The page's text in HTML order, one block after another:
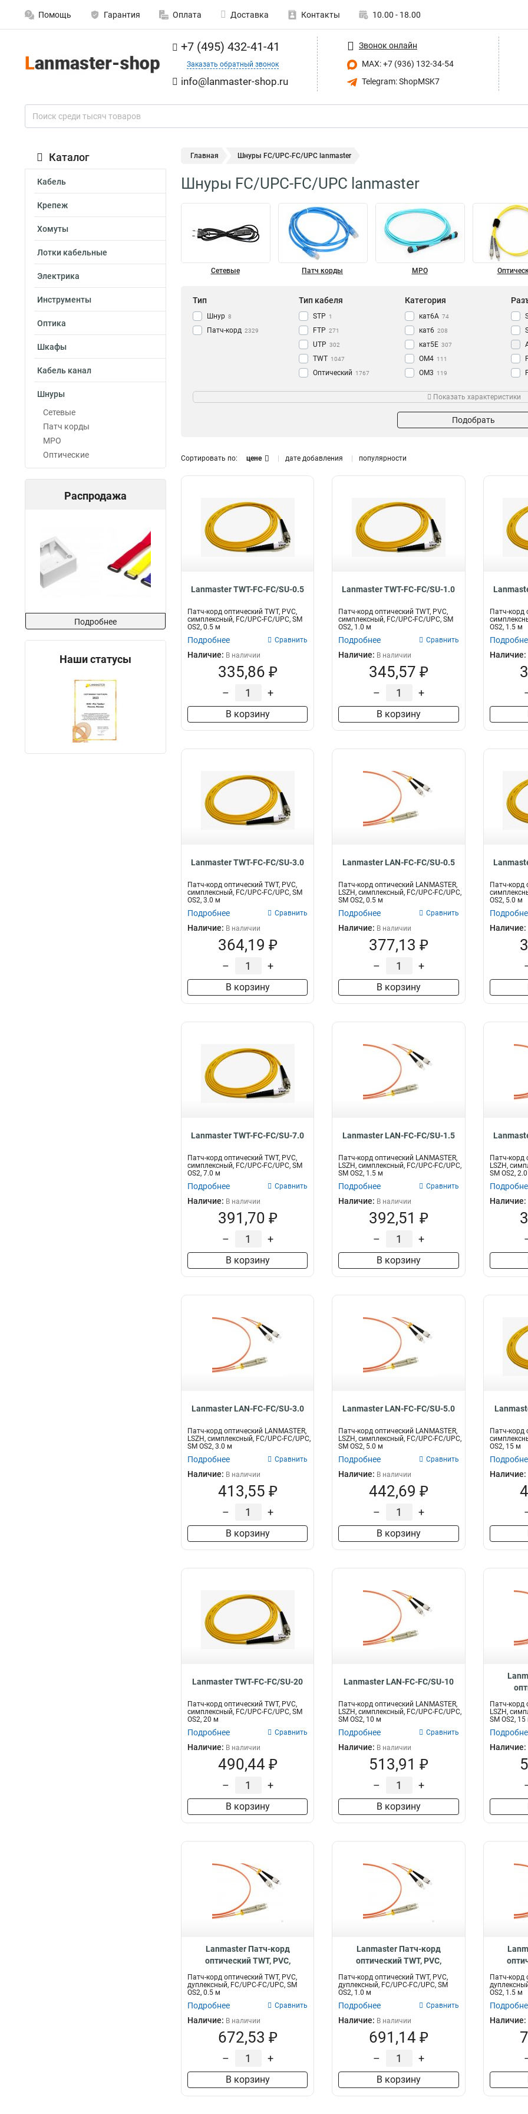
Помощь Гарантия Оплата Доставка Контакты 10.00 - 18.00
+7 (495) 432-41-41
Заказать обратный звонок
info@lanmaster-shop.ru
Звонок онлайн
MAX: +7 (936) 132-34-54
Telegram: ShopMSK7
Каталог
Кабель
Крепеж
Хомуты
Лотки кабельные
Электрика
Инструменты
Оптика
Шкафы
Кабель канал
Шнуры
Сетевые
Патч корды
MPO
Оптические
Распродажа
Подробнее
Наши статусы
Главная Шнуры FC/UPC-FC/UPC lanmaster
Шнуры FC/UPC-FC/UPC lanmaster
Сетевые Патч корды MPO
Тип
Шнур 8
Патч-корд 2329
Тип кабеля
STP 1
FTP 271
UTP 302
TWT 1047
Оптический 1767
Категория
кат6A 74
кат6 208
кат5Е 307
OM4 111
OM3 119
Розовый 12
Синий 56
Белый 59
Желтый 71
Черный
Серый
IP68 8 Симплексный 565
Дуплексный 1194
5
3
Показать характеристики
Подобрать
Сортировать по: цене дате добавления популярности
Lanmaster TWT-FC-FC/SU-0.5
Патч-корд оптический TWT, PVC,
симплексный, FC/UPC-FC/UPC, SM
OS2, 0.5 м
Подробнее Сравнить
Наличие: В наличии
335,86 ₽
– +
В корзину
Lanmaster TWT-FC-FC/SU-1.0
Патч-корд оптический TWT, PVC,
симплексный, FC/UPC-FC/UPC, SM
OS2, 1.0 м
Подробнее Сравнить
Наличие: В наличии
345,57 ₽
– +
В корзину
Патч-корд
OS2, 1.5 м
Наличие:
Lanmaster TWT-FC-FC/SU-3.0
Патч-корд оптический TWT, PVC,
симплексный, FC/UPC-FC/UPC, SM
OS2, 3.0 м
Подробнее Сравнить
Наличие: В наличии
364,19 ₽
– +
В корзину
Lanmaster LAN-FC-FC/SU-0.5
Патч-корд оптический LANMASTER,
LSZH, симплексный, FC/UPC-FC/UPC,
SM OS2, 0.5 м
Подробнее Сравнить
Наличие: В наличии
377,13 ₽
– +
В корзину
Патч-корд
OS2, 5.0 м
Наличие:
Lanmaster TWT-FC-FC/SU-7.0
Патч-корд оптический TWT, PVC,
симплексный, FC/UPC-FC/UPC, SM
OS2, 7.0 м
Подробнее Сравнить
Наличие: В наличии
391,70 ₽
– +
В корзину
Lanmaster LAN-FC-FC/SU-1.5
Патч-корд оптический LANMASTER,
LSZH, симплексный, FC/UPC-FC/UPC,
SM OS2, 1.5 м
Подробнее Сравнить
Наличие: В наличии
392,51 ₽
– +
В корзину
Патч-корд
LSZH,
SM OS2,
Наличие:
Lanmaster LAN-FC-FC/SU-3.0
Патч-корд оптический LANMASTER,
LSZH, симплексный, FC/UPC-FC/UPC,
SM OS2, 3.0 м
Подробнее Сравнить
Наличие: В наличии
413,55 ₽
– +
В корзину
Lanmaster LAN-FC-FC/SU-5.0
Патч-корд оптический LANMASTER,
LSZH, симплексный, FC/UPC-FC/UPC,
SM OS2, 5.0 м
Подробнее Сравнить
Наличие: В наличии
442,69 ₽
– +
В корзину
Патч-корд
OS2, 15 м
Наличие:
Lanmaster TWT-FC-FC/SU-20
Патч-корд оптический TWT, PVC,
симплексный, FC/UPC-FC/UPC, SM
OS2, 20 м
Подробнее Сравнить
Наличие: В наличии
490,44 ₽
– +
В корзину
Lanmaster LAN-FC-FC/SU-10
Патч-корд оптический LANMASTER,
LSZH, симплексный, FC/UPC-FC/UPC,
SM OS2, 10 м
Подробнее Сравнить
Наличие: В наличии
513,91 ₽
– +
В корзину
FC/
Патч-корд
LSZH,
SM OS2, 15
Наличие:
Lanmaster Патч-корд
оптический TWT, PVC,
дуплексный, FC/UPC-FC/UPC,
SM OS2 TWT-2FC-2FC/SU-0.5
Патч-корд оптический TWT, PVC,
дуплексный, FC/UPC-FC/UPC, SM
OS2, 0.5 м
Подробнее Сравнить
Наличие: В наличии
672,53 ₽
– +
В корзину
Lanmaster Патч-корд
оптический TWT, PVC,
дуплексный, FC/UPC-FC/UPC,
SM OS2 TWT-2FC-2FC/SU-1.0
Патч-корд оптический TWT, PVC,
дуплексный, FC/UPC-FC/UPC, SM
OS2, 1.0 м
Подробнее Сравнить
Наличие: В наличии
691,14 ₽
– +
В корзину
SM OS2
Патч-корд
OS2, 1.5 м
Наличие: